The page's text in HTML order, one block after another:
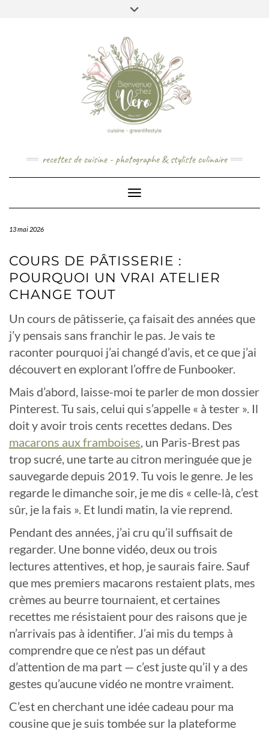
recettes de cuisine - photographe & styliste culinaire
Toggle Navigation
13 mai 2026
COURS DE PÂTISSERIE :
POURQUOI UN VRAI ATELIER
CHANGE TOUT
Un cours de pâtisserie, ça faisait des années que
j’y pensais sans franchir le pas. Je vais te
raconter pourquoi j’ai changé d’avis, et ce que j’ai
découvert en explorant l’offre de Funbooker.
Mais d’abord, laisse-moi te parler de mon dossier
Pinterest. Tu sais, celui qui s’appelle « à tester ». Il
doit y avoir trois cents recettes dedans. Des
macarons aux framboises, un Paris-Brest pas
trop sucré, une tarte au citron meringuée que je
sauvegarde depuis 2019. Tu vois le genre. Je les
regarde le dimanche soir, je me dis « celle-là, c’est
sûr, je la fais ». Et lundi matin, la vie reprend.
Pendant des années, j’ai cru qu’il suffisait de
regarder. Une bonne vidéo, deux ou trois
lectures attentives, et hop, je saurais faire. Sauf
que mes premiers macarons restaient plats, mes
crèmes au beurre tournaient, et certaines
recettes me résistaient pour des raisons que je
n’arrivais pas à identifier. J’ai mis du temps à
comprendre que ce n’est pas un défaut
d’attention de ma part — c’est juste qu’il y a des
gestes qu’aucune vidéo ne montre vraiment.
C’est en cherchant une idée cadeau pour ma
cousine que je suis tombée sur la plateforme